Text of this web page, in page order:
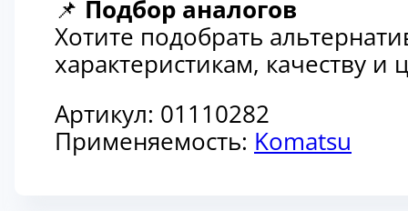
📌 Подбор аналогов
Хотите подобрать
характеристикам, качеству
Артикул: 01110282
Применяемость: Komatsu